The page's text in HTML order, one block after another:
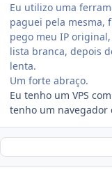
Eu utilizo uma
paguei pela mesma,
pego meu IP
lista branca, depois
lenta.
Um forte abraço.
Eu tenho um VPS
tenho um navegador